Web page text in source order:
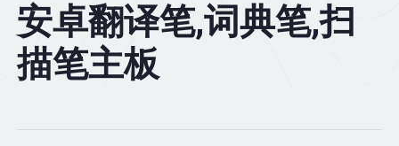
安卓翻译笔,词典笔,扫
描笔主板